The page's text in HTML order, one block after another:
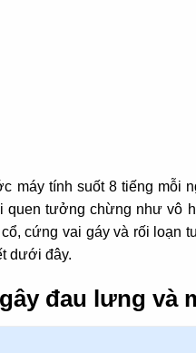
máy tính suốt 8 tiếng mỗi
quen tưởng chừng như vô
cổ, cứng vai gáy và rối loạn
dưới đây.
đau lưng và